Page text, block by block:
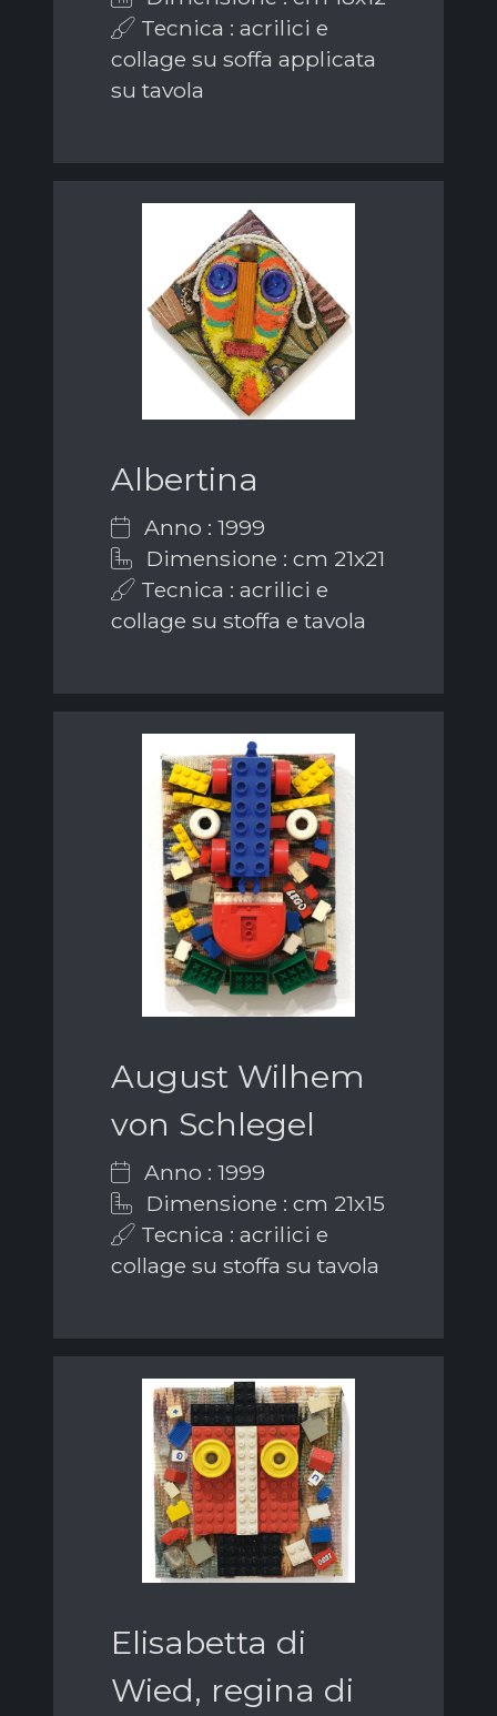
Tecnica : acrilici e
collage su soffa applicata
su tavola
Albertina
Anno : 1999
Dimensione : cm 21x21
Tecnica : acrilici e
collage su stoffa e tavola
August Wilhem
von Schlegel
Anno : 1999
Dimensione : cm 21x15
Tecnica : acrilici e
collage su stoffa su tavola
Elisabetta di
Wied, regina di